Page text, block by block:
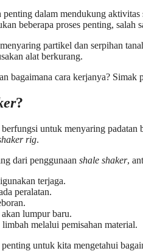
dalam mendukung
beberapa proses penting, salah
partikel dan serpihan
alat berkurang.
bagaimana cara kerjanya? Simak
?
untuk menyaring padatan
rig.
dari penggunaan shale shaker,
terjaga.
peralatan.
lumpur baru.
melalui pemisahan material.
untuk kita mengetahui